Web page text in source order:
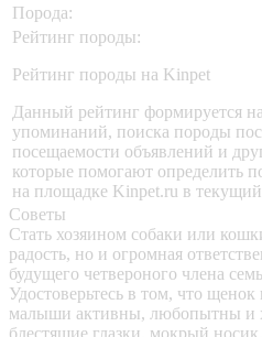
Порода:
Рейтинг породы:
Рейтинг породы на Kinpet
Данный рейтинг формируется
упоминаний, поиска породы
посещаемости объявлений и
которые помогают определить
на площадке Kinpet.ru в
Советы
Стать хозяином собаки или
радость, но и огромная
будущего четвероного члена
Удостоверьтесь в том, что щенок
малыши активны, любопытны и